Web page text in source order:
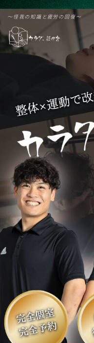
G-PVZDF61VZF
〜怪我の知識と疲労の回復〜
MENU
カラダの説明書 緑橋
パーソナルトレーニング
野球
ランニング
サッカー
痛み予防・機能改善